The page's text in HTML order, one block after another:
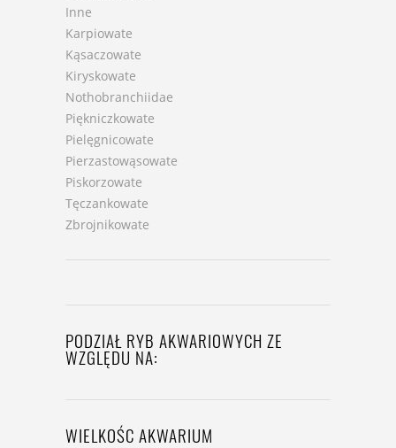
Inne
Karpiowate
Kąsaczowate
Kiryskowate
Nothobranchiidae
Piękniczkowate
Pielęgnicowate
Pierzastowąsowate
Piskorzowate
Tęczankowate
Zbrojnikowate
PODZIAŁ RYB AKWARIOWYCH ZE
WZGLĘDU NA:
WIELKOŚC AKWARIUM